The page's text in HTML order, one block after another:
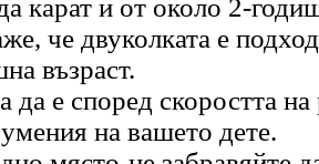
карат и от около 2-
че двуколката е
възраст.
да е според скоростта
на вашето дете.